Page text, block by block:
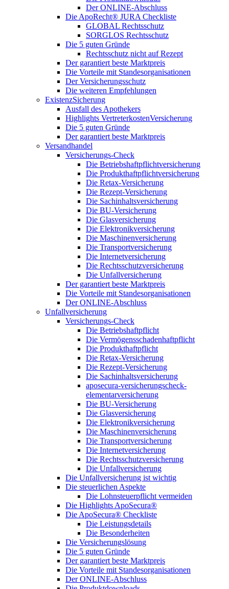
Der ONLINE-Abschluss
Die ApoRecht® JURA Checkliste
GLOBAL Rechtsschutz
SORGLOS Rechtsschutz
Die 5 guten Gründe
Rechtsschutz nicht auf Rezept
Der garantiert beste Marktpreis
Die Vorteile mit Standesorganisationen
Der Versicherungsschutz
Die weiteren Empfehlungen
ExistenzSicherung
Ausfall des Apothekers
Highlights VertreterkostenVersicherung
Die 5 guten Gründe
Der garantiert beste Marktpreis
Versandhandel
Versicherungs-Check
Die Betriebshaftpflichtversicherung
Die Produkthaftpflichtversicherung
Die Retax-Versicherung
Die Rezept-Versicherung
Die Sachinhaltsversicherung
Die BU-Versicherung
Die Glasversicherung
Die Elektronikversicherung
Die Maschinenversicherung
Die Transportversicherung
Die Internetversicherung
Die Rechtsschutzversicherung
Die Unfallversicherung
Der garantiert beste Marktpreis
Die Vorteile mit Standesorganisationen
Der ONLINE-Abschluss
Unfallversicherung
Versicherungs-Check
Die Betriebshaftpflicht
Die Vermögensschadenhaftpflicht
Die Produkthaftpflicht
Die Retax-Versicherung
Die Rezept-Versicherung
Die Sachinhaltsversicherung
aposecura-versicherungscheck-
elementarversicherung
Die BU-Versicherung
Die Glasversicherung
Die Elektronikversicherung
Die Maschinenversicherung
Die Transportversicherung
Die Internetversicherung
Die Rechtsschutzversicherung
Die Unfallversicherung
Die Unfallversicherung ist wichtig
Die steuerlichen Aspekte
Die Lohnsteuerpflicht vermeiden
Die Highlights ApoSecura®
Die ApoSecura® Checkliste
Die Leistungsdetails
Die Besonderheiten
Die Versicherungslösung
Die 5 guten Gründe
Der garantiert beste Marktpreis
Die Vorteile mit Standesorganisationen
Der ONLINE-Abschluss